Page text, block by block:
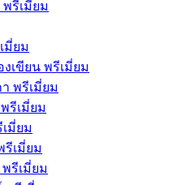
พรีเมี่ยม
มี่ยม
เขียน พรีเมี่ยม
พรีเมี่ยม
รีเมี่ยม
มี่ยม
รีเมี่ยม
รีเมี่ยม